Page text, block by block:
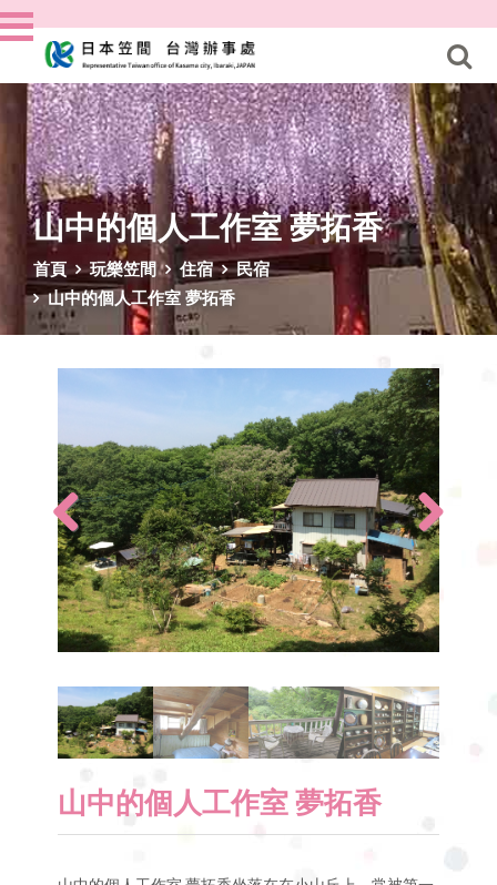
山中的個人工作室 夢拓香
首頁 玩樂笠間 住宿
民宿
山中的個人工作室 夢拓香
山中的個人工作室 夢拓香